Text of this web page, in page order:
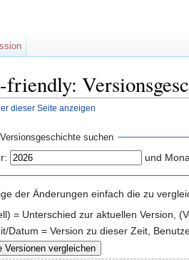
dieser Seite anzeigen
Versionsgeschichte suchen
und
der Änderungen einfach die zu
= Unterschied zur aktuellen Version,
Datum = Version zu dieser Zeit,